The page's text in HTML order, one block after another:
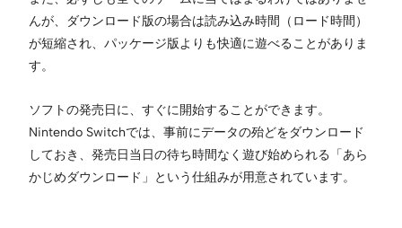
んが、ダウンロード版の場合は読み込み時間（ロード時間）
が短縮され、パッケージ版よりも快適に遊べることがありま
す。
ソフトの発売日に、すぐに開始することができます。
Nintendo Switchでは、事前にデータの殆どをダウンロード
しておき、発売日当日の待ち時間なく遊び始められる「あら
かじめダウンロード」という仕組みが用意されています。